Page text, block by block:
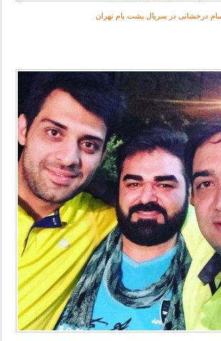
درخشانی در سریال پشت بام تهران